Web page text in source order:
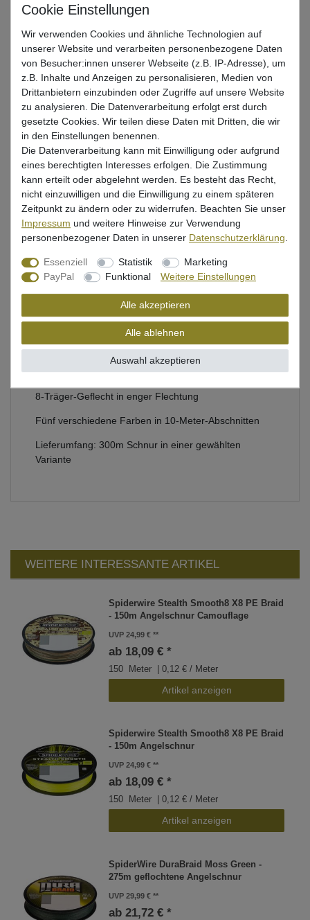
Informationen zur Berechnung des Liefertermins hier
Nur noch 4 Stück verfügbar
In den Warenkorb
Wunschliste
Beschreibung
Bewertung
Produktsicherheit
Angelschnur zum Raubfischangeln von SpiderWire
Länge: 300m
8-Träger-Geflecht in enger Flechtung
Fünf verschiedene Farben in 10-Meter-Abschnitten
Lieferumfang: 300m Schnur in einer gewählten
Variante
WEITERE INTERESSANTE ARTIKEL
Spiderwire Stealth Smooth8 X8 PE Braid
- 150m Angelschnur Camouflage
UVP 24,99 €
ab 18,09 € *
150 Meter | 0,12 € / Meter
Artikel anzeigen
Spiderwire Stealth Smooth8 X8 PE Braid
- 150m Angelschnur
UVP 24,99 €
ab 18,09 € *
150 Meter | 0,12 € / Meter
Artikel anzeigen
SpiderWire DuraBraid Moss Green -
275m geflochtene Angelschnur
UVP 29,99 €
ab 21,72 € *
Wir verwenden Cookies und ähnliche Technologien auf
unserer Website und verarbeiten personenbezogene Daten
von Besucher:innen unserer Webseite (z.B. IP-Adresse), um
z.B. Inhalte und Anzeigen zu personalisieren, Medien von
Drittanbietern einzubinden oder Zugriffe auf unsere Website
zu analysieren. Die Datenverarbeitung erfolgt erst durch
gesetzte Cookies. Wir teilen diese Daten mit Dritten, die wir
in den Einstellungen benennen.
Die Datenverarbeitung kann mit Einwilligung oder aufgrund
eines berechtigten Interesses erfolgen. Die Zustimmung
kann erteilt oder abgelehnt werden. Es besteht das Recht,
nicht einzuwilligen und die Einwilligung zu einem späteren
Zeitpunkt zu ändern oder zu widerrufen. Beachten Sie unser
Impressum und weitere Hinweise zur Verwendung
personenbezogener Daten in unserer Daten­schutz­erklärung.
Essenziell Statistik
Marketing
PayPal
Funktional Weitere Einstellungen
Alle akzeptieren
Alle ablehnen
Auswahl akzeptieren